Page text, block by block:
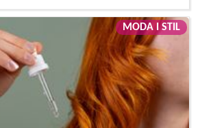
MODA I STIL